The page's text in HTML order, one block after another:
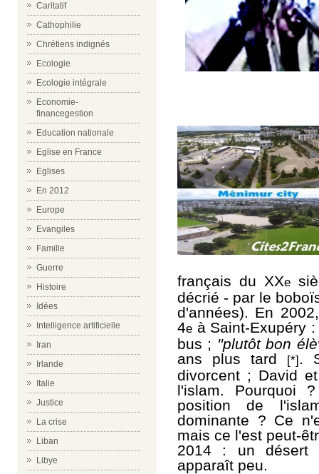
Caritatif
Cathophilie
Chrétiens indignés
Ecologie
Ecologie intégrale
Economie-
financegestion
Education nationale
Eglise en France
Eglises
En 2012
Europe
Evangiles
Famille
Guerre
Histoire
Idées
Intelligence artificielle
Iran
Irlande
Italie
Justice
La crise
Liban
Libye
français du XXe
décrié - par le
d'années). En
4e à Saint-Exupéry
bus ; ''plutôt bon
ans plus tard
[*].
divorcent ; David
l'islam. Pourquoi
position de
dominante ? Ce
mais ce l'est peut-
2014 : un désert
apparaît peu.